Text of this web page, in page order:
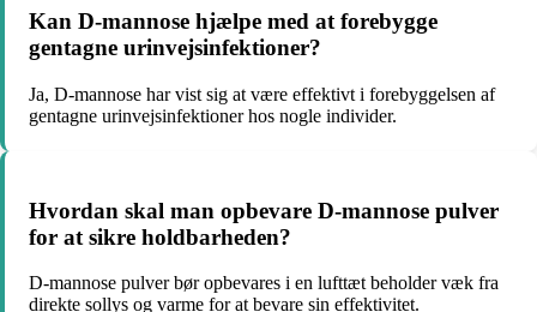
Kan D-mannose hjælpe med at forebygge
gentagne urinvejsinfektioner?
Ja, D-mannose har vist sig at være effektivt i forebyggelsen af
gentagne urinvejsinfektioner hos nogle individer.
Hvordan skal man opbevare D-mannose pulver
for at sikre holdbarheden?
D-mannose pulver bør opbevares i en lufttæt beholder væk fra
direkte sollys og varme for at bevare sin effektivitet.